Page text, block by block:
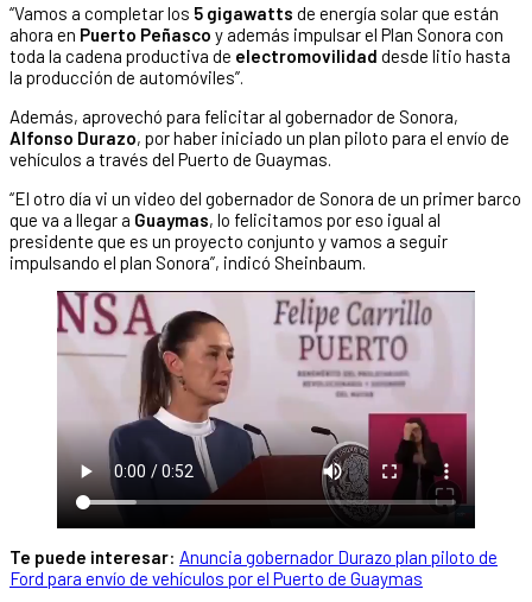
“Vamos a completar los 5 gigawatts de energía solar que están
ahora en Puerto Peñasco y además impulsar el Plan Sonora con
toda la cadena productiva de electromovilidad desde litio hasta
la producción de automóviles”.
Además, aprovechó para felicitar al gobernador de Sonora,
Alfonso Durazo, por haber iniciado un plan piloto para el envío de
vehículos a través del Puerto de Guaymas.
“El otro día vi un video del gobernador de Sonora de un primer barco
que va a llegar a Guaymas, lo felicitamos por eso igual al
presidente que es un proyecto conjunto y vamos a seguir
impulsando el plan Sonora”, indicó Sheinbaum.
Te puede interesar: Anuncia gobernador Durazo plan piloto de
Ford para envío de vehículos por el Puerto de Guaymas